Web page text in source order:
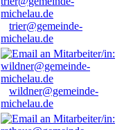
trier@gemeinde-
michelau.de
wildner@gemeinde-
michelau.de